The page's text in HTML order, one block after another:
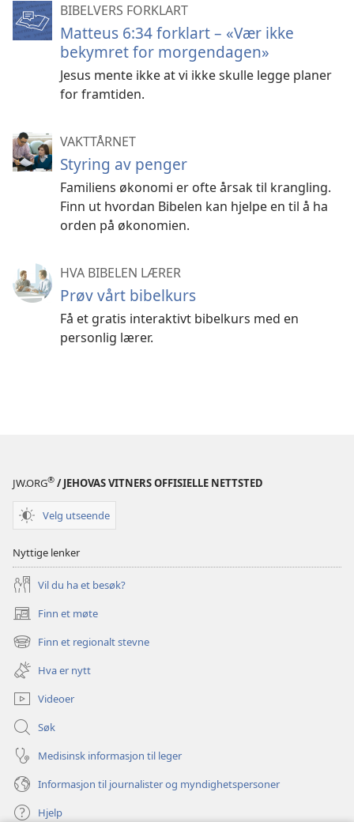
BIBELVERS FORKLART
Matteus 6:34 forklart – «Vær ikke
bekymret for morgendagen»
Jesus mente ikke at vi ikke skulle legge planer
for framtiden.
VAKTTÅRNET
Styring av penger
Familiens økonomi er ofte årsak til krangling.
Finn ut hvordan Bibelen kan hjelpe en til å ha
orden på økonomien.
HVA BIBELEN LÆRER
Prøv vårt bibelkurs
Få et gratis interaktivt bibelkurs med en
personlig lærer.
JW.ORG® / JEHOVAS VITNERS OFFISIELLE NETTSTED
Velg utseende
Nyttige lenker
Vil du ha et besøk?
Finn et møte
(åpner
nytt
vindu)
Finn et regionalt stevne
(åpner
nytt
vindu)
Hva er nytt
Videoer
Søk
Medisinsk informasjon til leger
Informasjon til journalister og myndighetspersoner
Hjelp